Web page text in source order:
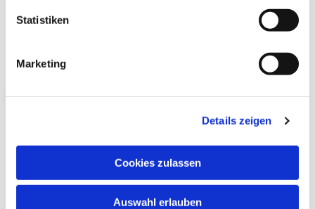
Statistiken
Marketing
Details zeigen
Cookies zulassen
Auswahl erlauben